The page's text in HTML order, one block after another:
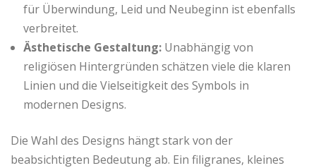
für Überwindung, Leid und Neubeginn ist ebenfalls
verbreitet.
Ästhetische Gestaltung: Unabhängig von
religiösen Hintergründen schätzen viele die klaren
Linien und die Vielseitigkeit des Symbols in
modernen Designs.
Die Wahl des Designs hängt stark von der
beabsichtigten Bedeutung ab. Ein filigranes, kleines